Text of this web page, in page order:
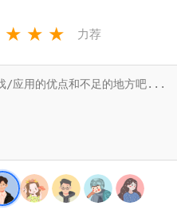
★ ★ ★ 力荐